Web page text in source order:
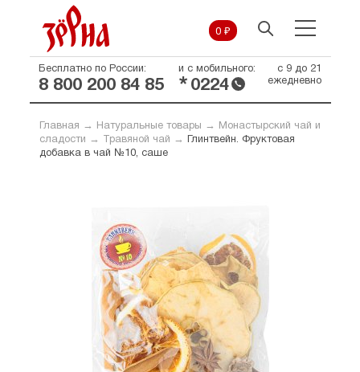
0 ₽
Бесплатно по России:
8 800 200 84 85
и с мобильного:
* 0224
с 9 до 21
ежедневно
Главная → Натуральные товары →
Монастырский чай и
сладости → Травяной чай →
Глинтвейн. Фруктовая
добавка в чай №10, саше